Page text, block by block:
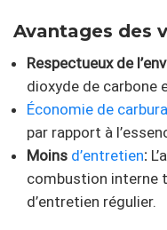
Avantages des
Respectueux de
dioxyde de carbone
Économie de
par rapport à
Moins d’entretien:
combustion interne
d’entretien régulier.